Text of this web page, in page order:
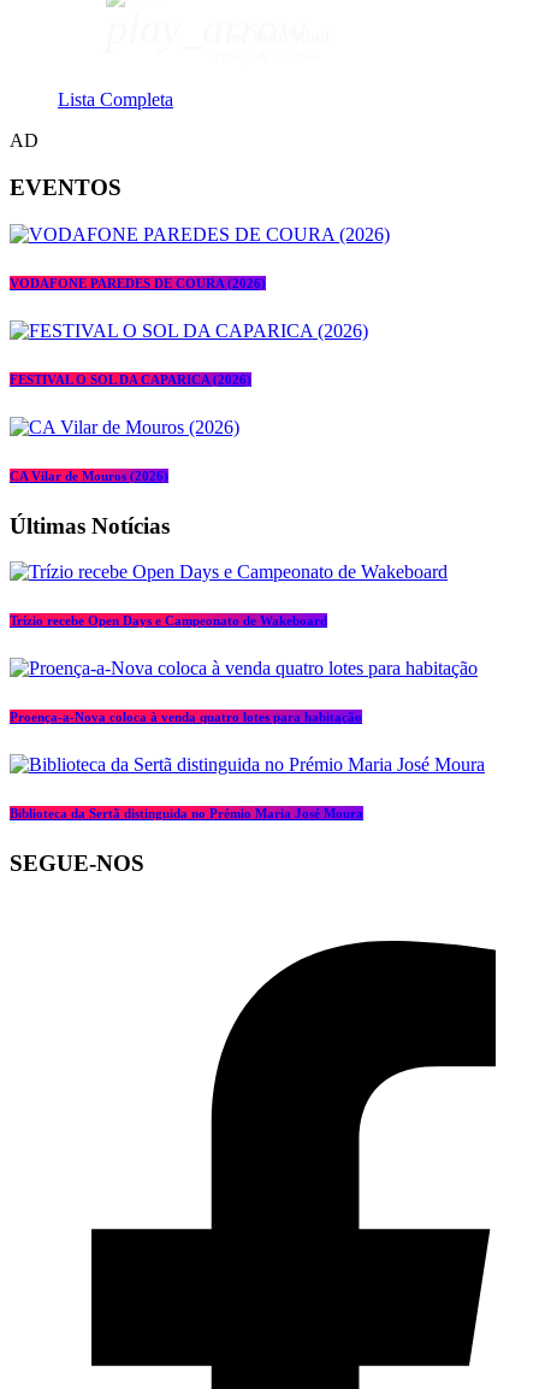
Lista Completa
AD
EVENTOS
VODAFONE PAREDES DE COURA (2026)
FESTIVAL O SOL DA CAPARICA (2026)
CA Vilar de Mouros (2026)
Últimas Notícias
Trízio recebe Open Days e Campeonato de Wakeboard
Proença-a-Nova coloca à venda quatro lotes para habitação
Biblioteca da Sertã distinguida no Prémio Maria José Moura
SEGUE-NOS